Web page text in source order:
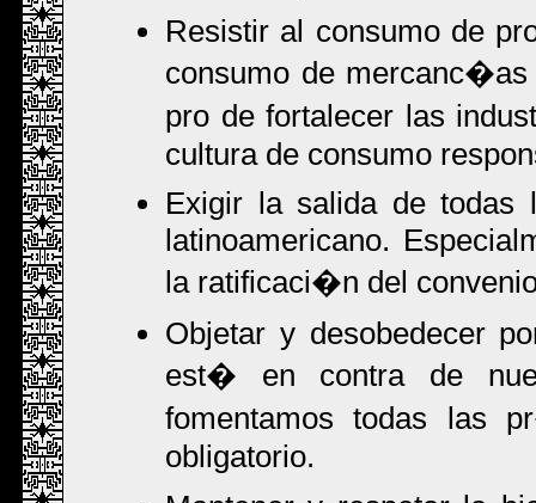
Resistir al consumo de
consumo de
pro de fortalecer las
cultura de consumo
Exigir la salida de todas
latinoamericano.
la ratificaci�n del
Objetar y desobedecer
est� en contra de
fomentamos todas las
obligatorio.